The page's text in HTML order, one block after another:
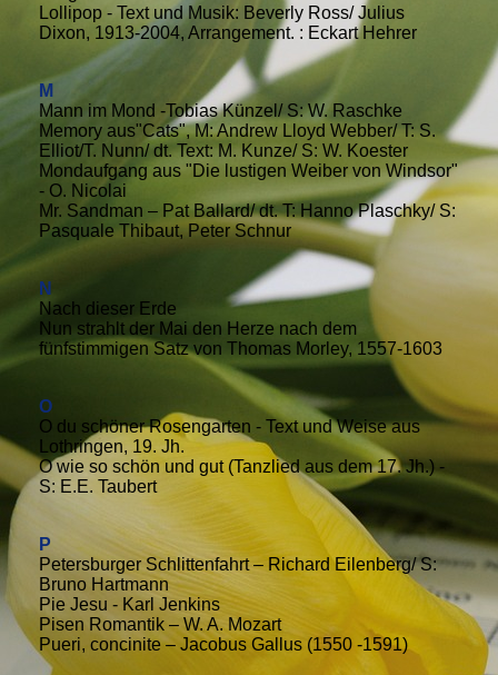
Lollipop - Text und Musik: Beverly Ross/ Julius
Dixon, 1913-2004, Arrangement. : Eckart Hehrer
M
Mann im Mond -Tobias Künzel/ S: W. Raschke
Memory aus"Cats", M: Andrew Lloyd Webber/ T: S.
Elliot/T. Nunn/ dt. Text: M. Kunze/ S: W. Koester
Mondaufgang aus "Die lustigen Weiber von Windsor"
- O. Nicolai
Mr. Sandman – Pat Ballard/ dt. T: Hanno Plaschky/ S:
Pasquale Thibaut, Peter Schnur
N
Nach dieser Erde
Nun strahlt der Mai den Herze nach dem
fünfstimmigen Satz von Thomas Morley, 1557-1603
O
O du schöner Rosengarten - Text und Weise aus
Lothringen, 19. Jh.
O wie so schön und gut (Tanzlied aus dem 17. Jh.) -
S: E.E. Taubert
P
Petersburger Schlittenfahrt – Richard Eilenberg/ S:
Bruno Hartmann
Pie Jesu - Karl Jenkins
Pisen Romantik – W. A. Mozart
Pueri, concinite – Jacobus Gallus (1550 -1591)